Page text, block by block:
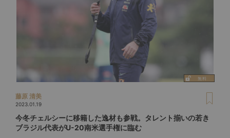
藤原 清美
2023.01.19
今冬チェルシーに移籍した逸材も参戦。タレント揃いの若き
ブラジル代表がU-20南米選手権に臨む